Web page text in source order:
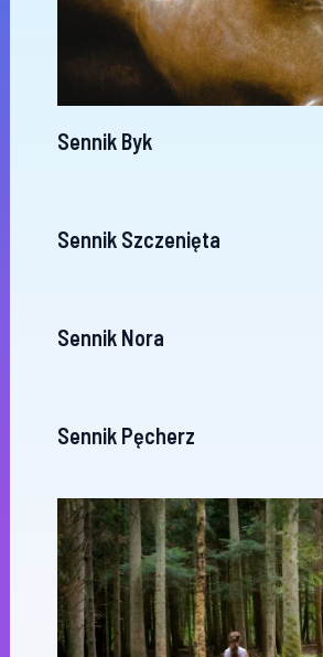
Sennik Byk
Sennik Szczenięta
Sennik Nora
Sennik Pęcherz